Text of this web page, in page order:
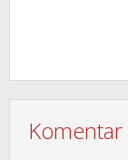
Komentar